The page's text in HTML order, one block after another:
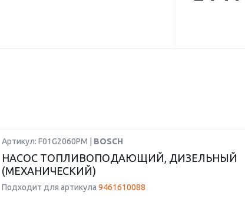
Артикул: F01G2060PM | BOSCH
НАСОС ТОПЛИВОПОДАЮЩИЙ, ДИЗЕЛЬНЫЙ
(МЕХАНИЧЕСКИЙ)
Подходит для артикула 9461610088